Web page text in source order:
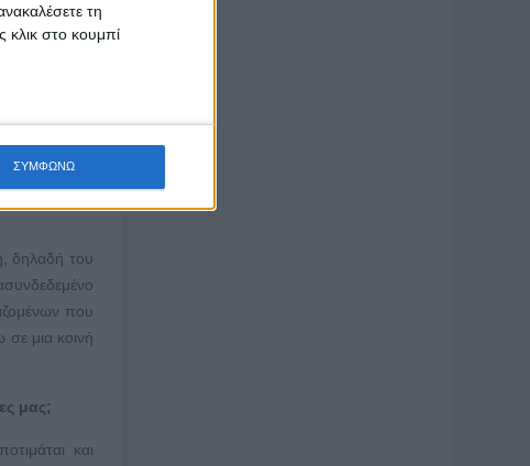
τη
κλικ στο κουμπί
ΣΥΜΦΩΝΩ
και την
εργασιακές
μέρος
και
όγκου
δηλαδή του
που
σε μια κοινή
μας;
και